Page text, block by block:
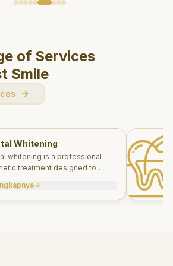
of Services
Smile
Whitening
whitening is a professional
treatment designed to